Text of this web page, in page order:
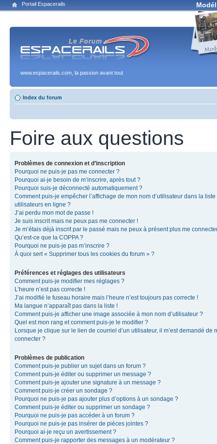
Portail Espacerails
www.espacerails.com, la passion avant tout
Index du forum
Foire aux questions
Problèmes de connexion et d’inscription
Pourquoi ne puis-je pas me connecter ?
Pourquoi ai-je besoin de m’inscrire, après tout ?
Pourquoi suis-je déconnecté automatiquement ?
Comment puis-je empêcher l’affichage de mon nom d’utilisateur dans la liste
utilisateurs en ligne ?
J’ai perdu mon mot de passe !
Je suis inscrit mais ne peux pas me connecter !
Je m’étais déjà inscrit par le passé mais ne peux à présent plus me
Qu’est-ce que la COPPA ?
Pourquoi ne puis-je pas m’inscrire ?
À quoi sert « Supprimer tous les cookies du forum » ?
Préférences et réglages des utilisateurs
Comment puis-je modifier mes réglages ?
L’heure n’est pas correcte !
J’ai modifié le fuseau horaire mais l’heure n’est toujours pas correcte !
Ma langue n’apparaît pas dans la liste !
Comment puis-je afficher une image associée à mon nom d’utilisateur ?
Quel est mon rang et comment puis-je le modifier ?
Lorsque je clique sur le lien de courriel d’un utilisateur, il m’est demandé de
connecter ?
Problèmes de publication
Comment puis-je publier un sujet dans un forum ?
Comment puis-je éditer ou supprimer un message ?
Comment puis-je ajouter une signature à un message ?
Comment puis-je créer un sondage ?
Pourquoi ne puis-je pas ajouter plus d’options à un sondage ?
Comment puis-je éditer ou supprimer un sondage ?
Pourquoi ne puis-je pas accéder à un forum ?
Pourquoi ne puis-je pas insérer de pièces jointes ?
Pourquoi ai-je reçu un avertissement ?
Comment puis-je rapporter des messages à un modérateur ?